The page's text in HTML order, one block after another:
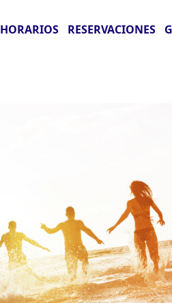
HORARIOS RESERVACIONES